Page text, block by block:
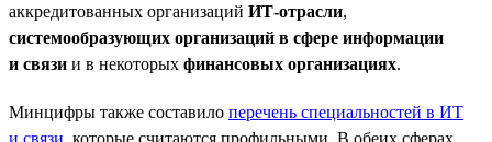
аккредитованных организаций ИТ-отрасли,
системообразующих организаций в сфере информации
и связи и в некоторых финансовых организациях.
Минцифры также составило перечень специальностей в ИТ
и связи , которые считаются профильными. В обеих сферах